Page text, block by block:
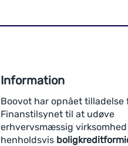
Information
Boovot har opnået tilladelse
Finanstilsynet til at udøve
erhvervsmæssig virksomhed
henholdsvis